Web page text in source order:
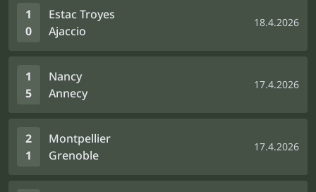
1
0
Estac Troyes
Ajaccio
18.4.2026
1
5
Nancy
Annecy
17.4.2026
2
1
Montpellier
Grenoble
17.4.2026